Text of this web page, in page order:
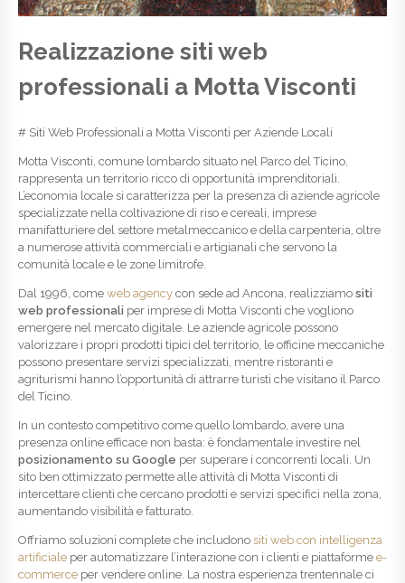
Realizzazione siti web
professionali a Motta Visconti
# Siti Web Professionali a Motta Visconti per Aziende Locali
Motta Visconti, comune lombardo situato nel Parco del Ticino,
rappresenta un territorio ricco di opportunità imprenditoriali.
L’economia locale si caratterizza per la presenza di aziende agricole
specializzate nella coltivazione di riso e cereali, imprese
manifatturiere del settore metalmeccanico e della carpenteria, oltre
a numerose attività commerciali e artigianali che servono la
comunità locale e le zone limitrofe.
Dal 1996, come web agency con sede ad Ancona, realizziamo siti
web professionali per imprese di Motta Visconti che vogliono
emergere nel mercato digitale. Le aziende agricole possono
valorizzare i propri prodotti tipici del territorio, le officine meccaniche
possono presentare servizi specializzati, mentre ristoranti e
agriturismi hanno l’opportunità di attrarre turisti che visitano il Parco
del Ticino.
In un contesto competitivo come quello lombardo, avere una
presenza online efficace non basta: è fondamentale investire nel
posizionamento su Google per superare i concorrenti locali. Un
sito ben ottimizzato permette alle attività di Motta Visconti di
intercettare clienti che cercano prodotti e servizi specifici nella zona,
aumentando visibilità e fatturato.
Offriamo soluzioni complete che includono siti web con intelligenza
artificiale per automatizzare l’interazione con i clienti e piattaforme e-
commerce per vendere online. La nostra esperienza trentennale ci